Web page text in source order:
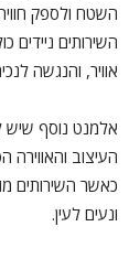
השטח ולספק
השירותים ניידים
אוויר, והנגשה
אלמנט נוסף שיש
העיצוב
כאשר השירותים
ונעים לעין.